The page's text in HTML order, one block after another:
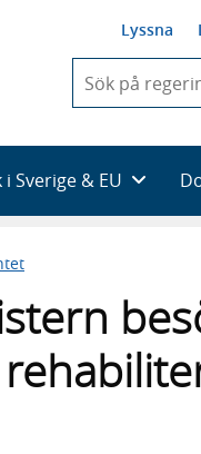
Lyssna
du
skriva
framträder
en
Sverige & EU